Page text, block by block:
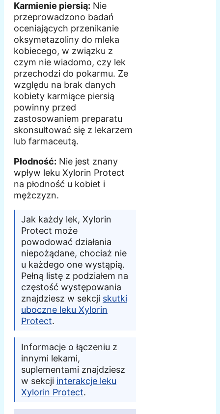
Karmienie piersią: Nie
przeprowadzono badań
oceniających przenikanie
oksymetazoliny do mleka
kobiecego, w związku z
czym nie wiadomo, czy lek
przechodzi do pokarmu. Ze
względu na brak danych
kobiety karmiące piersią
powinny przed
zastosowaniem preparatu
skonsultować się z lekarzem
lub farmaceutą.
Płodność: Nie jest znany
wpływ leku Xylorin Protect
na płodność u kobiet i
mężczyzn.
Jak każdy lek, Xylorin
Protect może
powodować działania
niepożądane, chociaż nie
u każdego one wystąpią.
Pełną listę z podziałem na
częstość występowania
znajdziesz w sekcji skutki
uboczne leku Xylorin
Protect.
Informacje o łączeniu z
innymi lekami,
suplementami znajdziesz
w sekcji interakcje leku
Xylorin Protect.